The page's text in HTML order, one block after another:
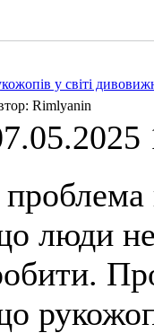
у світі
Rimlyanin
проблема
люди